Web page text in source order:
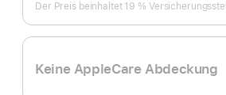
Der Preis beinhaltet 19 %
Keine AppleCare Abdeckung